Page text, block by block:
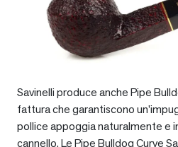
Savinelli produce anche Pipe
fattura che garantiscono
pollice appoggia naturalmente e
cannello. Le Pipe Bulldog Curve